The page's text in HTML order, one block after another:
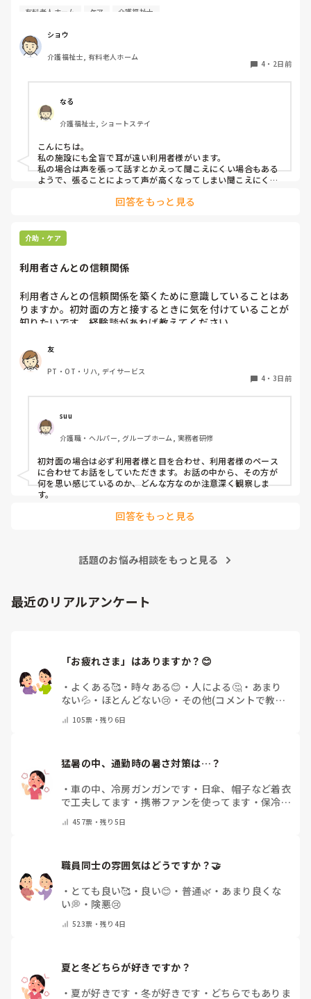
耳が遠く、目もあまり見えていない利用者様への声かけにつ
現在、私は「大きな声で、ゆっくり耳元でお話しする」とい
う方法で対応しています。
聞き取れると安心していただける方なので何とか理解しても
かり、痛めてしまうことがあります。
みなさんの職場で、このような方と関わる際に工夫している
ことや、喉に負担をかけずに意思疎通ができる良い方法など
があればぜひ教えていただきたいです。
よろしくお願いします。
有料老人ホーム ケア 介護福祉士
ショウ
介護福祉士, 有料老人ホーム
4 ・ 2日前
なる
介護福祉士, ショートステイ
こんにちは。
私の施設にも全盲で耳が遠い利用者様がいます。
私の場合は声を張って話すとかえって聞こえにくい場合もある
ようで、張ることによって声が高くなってしまい聞こえにくい
回答をもっと見る
介助・ケア
利用者さんとの信頼関係
利用者さんとの信頼関係を築くために意識していることはあ
りますか。初対面の方と接するときに気を付けていることが
知りたいです。経験談があれば教えてください。
友
PT・OT・リハ, デイサービス
4 ・ 3日前
suu
介護職・ヘルパー, グループホーム, 実務者研修
初対面の場合は必ず利用者様と目を合わせ、利用者様のペース
に合わせてお話をしていただきます。お話の中から、その方が
何を思い感じているのか、どんな方なのか注意深く観察しま
す。
回答をもっと見る
話題のお悩み相談をもっと見る
最近のリアルアンケート
「お疲れさま」はありますか？😊
・ よくある🥰 ・ 時々ある😊 ・ 人による🤔 ・ あまり
ない💦 ・ ほとんどない😢 ・ その他(コメントで教え
105票・残り6日
猛暑の中、通勤時の暑さ対策は…？
・車の中、冷房ガンガンです ・ 日傘、帽子など着衣
で工夫してます ・携帯ファンを使ってます ・ 保冷剤
ん ・ その他（コメントで教えて下さい）
457票・残り5日
職員同士の雰囲気はどうですか？🤝
・ とても良い🥰 ・ 良い😊 ・ 普通🌿 ・ あまり良くな
い💭 ・ 険悪😢
523票・残り4日
夏と冬どちらが好きですか？
・ 夏が好きです ・冬が好きです ・ どちらでもありま